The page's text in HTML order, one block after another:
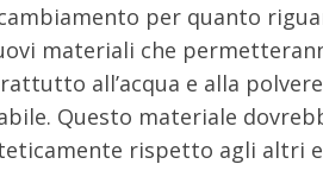
per quanto
materiali che
all’acqua e alla
Questo materiale
rispetto agli altri